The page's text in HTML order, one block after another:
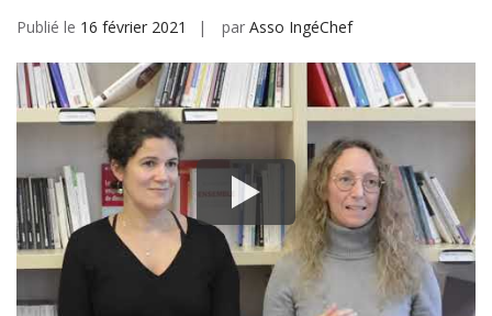
Publié le 16 février 2021 par Asso IngéChef